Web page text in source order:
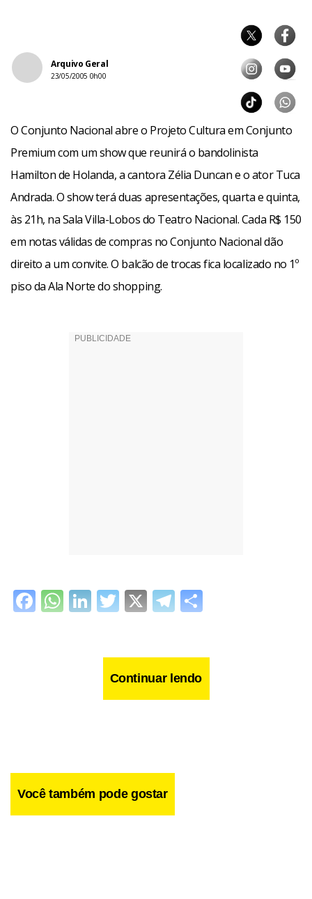
Arquivo Geral
23/05/2005 0h00
O Conjunto Nacional abre o Projeto Cultura em Conjunto
Premium com um show que reunirá o bandolinista
Hamilton de Holanda, a cantora Zélia Duncan e o ator Tuca
Andrada. O show terá duas apresentações, quarta e quinta,
às 21h, na Sala Villa-Lobos do Teatro Nacional. Cada R$ 150
em notas válidas de compras no Conjunto Nacional dão
direito a um convite. O balcão de trocas fica localizado no 1º
piso da Ala Norte do shopping.
Facebook
WhatsApp
LinkedIn
Twitter
X Telegram
Continuar lendo
Você também pode gostar